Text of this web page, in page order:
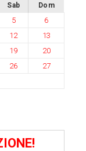
Sab Dom
5
6
12
13
19
20
26
27